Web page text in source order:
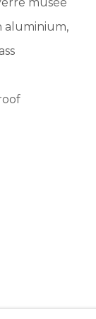
BY ARTLOGIC
aluminium,